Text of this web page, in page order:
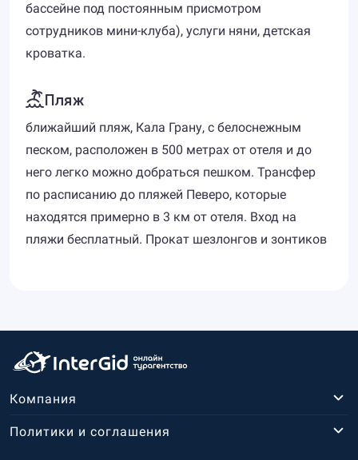
бассейне под постоянным присмотром
сотрудников мини-клуба), услуги няни, детская
кроватка.
Пляж
ближайший пляж, Кала Грану, с белоснежным
песком, расположен в 500 метрах от отеля и до
него легко можно добраться пешком. Трансфер
по расписанию до пляжей Певеро, которые
находятся примерно в 3 км от отеля. Вход на
пляжи бесплатный. Прокат шезлонгов и зонтиков
Компания
Политики и соглашения